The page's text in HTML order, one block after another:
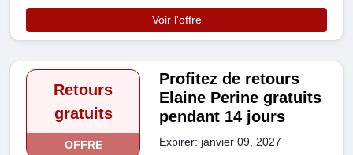
Voir l'offre
Retours
gratuits
OFFRE
Profitez de retours
Elaine Perine gratuits
pendant 14 jours
Expirer: janvier 09, 2027